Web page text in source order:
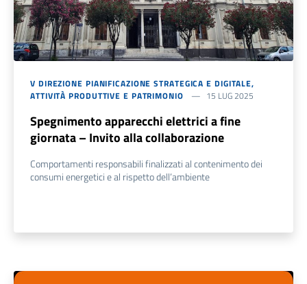
V DIREZIONE PIANIFICAZIONE STRATEGICA E DIGITALE,
ATTIVITÀ PRODUTTIVE E PATRIMONIO
15 LUG 2025
Spegnimento apparecchi elettrici a fine
giornata – Invito alla collaborazione
Comportamenti responsabili finalizzati al contenimento dei
consumi energetici e al rispetto dell’ambiente